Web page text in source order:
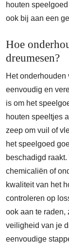
houten
ook bij aan een
Hoe
dreumesen?
Het
eenvoudig en
is om het
houten speeltjes
zeep om vuil of
het speelgoed
beschadigd
chemicaliën of
kwaliteit van het
controleren op
ook aan te raden,
veiligheid van je
eenvoudige